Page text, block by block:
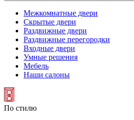
Межкомнатные двери
Скрытые двери
Раздвижные двери
Раздвижные перегородки
Входные двери
Умные решения
Мебель
Наши салоны
По стилю